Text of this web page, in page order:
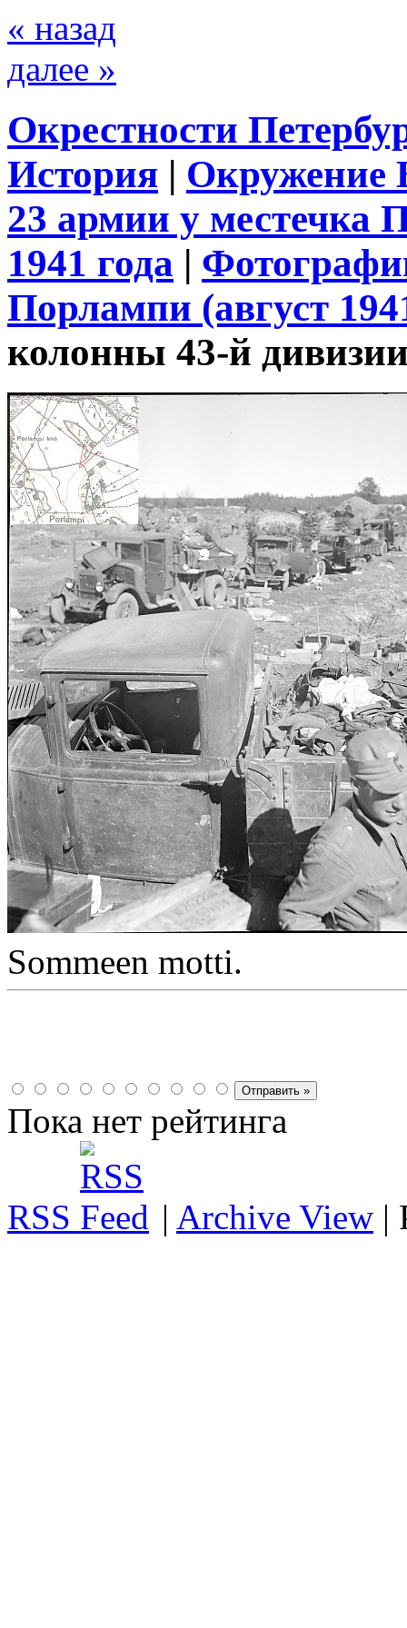
« назад
далее »
Окрестности
История | Окружение
23 армии у местечка
1941 года |
Порлампи (август
колонны 43-й
Sommeen motti.
Пока нет рейтинга
RSS | Archive View |